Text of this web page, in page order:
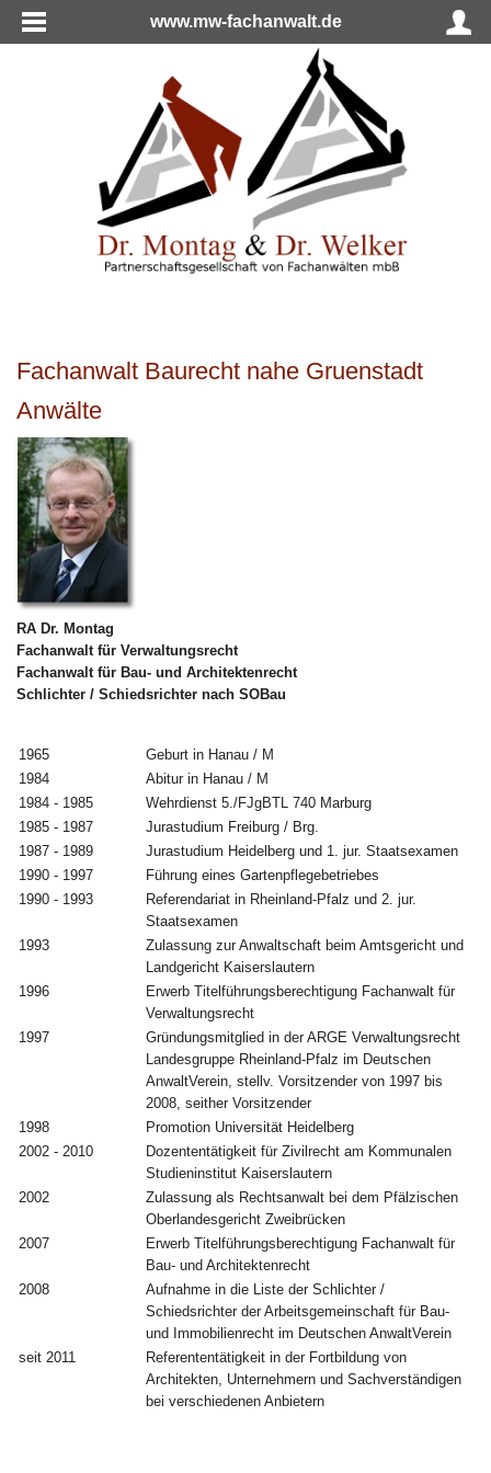
www.mw-fachanwalt.de
Fachanwalt Baurecht nahe Gruenstadt
Anwälte
RA Dr. Montag
Fachanwalt für Verwaltungsrecht
Fachanwalt für Bau- und Architektenrecht
Schlichter / Schiedsrichter nach SOBau
1965
Geburt in Hanau / M
1984
Abitur in Hanau / M
1984 - 1985
Wehrdienst 5./FJgBTL 740 Marburg
1985 - 1987
Jurastudium Freiburg / Brg.
1987 - 1989
Jurastudium Heidelberg und 1. jur. Staatsexamen
1990 - 1997
Führung eines Gartenpflegebetriebes
1990 - 1993
Referendariat in Rheinland-Pfalz und 2. jur.
Staatsexamen
1993
Zulassung zur Anwaltschaft beim Amtsgericht und
Landgericht Kaiserslautern
1996
Erwerb Titelführungsberechtigung Fachanwalt für
Verwaltungsrecht
1997
Gründungsmitglied in der ARGE Verwaltungsrecht
Landesgruppe Rheinland-Pfalz im Deutschen
AnwaltVerein, stellv. Vorsitzender von 1997 bis
2008, seither Vorsitzender
1998
Promotion Universität Heidelberg
2002 - 2010
Dozententätigkeit für Zivilrecht am Kommunalen
Studieninstitut Kaiserslautern
2002
Zulassung als Rechtsanwalt bei dem Pfälzischen
Oberlandesgericht Zweibrücken
2007
Erwerb Titelführungsberechtigung Fachanwalt für
Bau- und Architektenrecht
2008
Aufnahme in die Liste der Schlichter /
Schiedsrichter der Arbeitsgemeinschaft für Bau-
und Immobilienrecht im Deutschen AnwaltVerein
seit 2011
Referententätigkeit in der Fortbildung von
Architekten, Unternehmern und Sachverständigen
bei verschiedenen Anbietern